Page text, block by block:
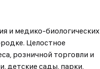
и медико-биологических
Целостное
розничной торговли и
детские сады, парки,